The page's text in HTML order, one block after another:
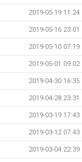
2019-05-19 11:24
2019-05-16 23:01
2019-05-10 07:19
2019-05-01 09:02
2019-04-30 16:35
2019-04-28 23:31
2019-03-19 17:43
2019-03-12 07:43
2019-03-04 22:39